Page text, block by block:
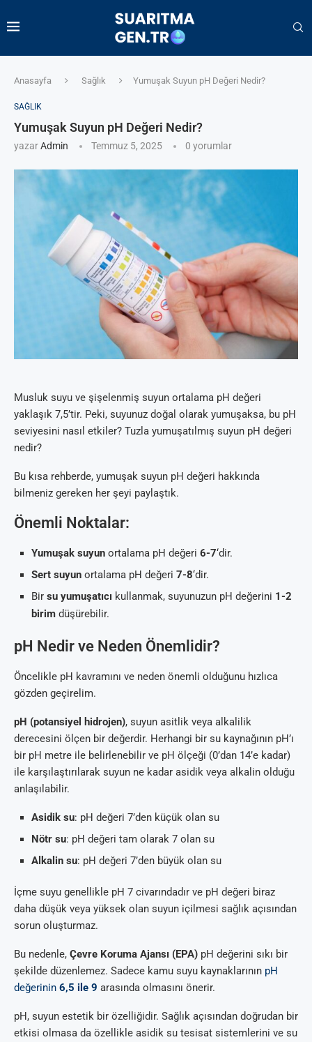
Anasayfa Sağlık Yumuşak Suyun pH Değeri Nedir?
SAĞLIK
Yumuşak Suyun pH Değeri Nedir?
yazarAdmin Temmuz 5, 2025 0 yorumlar
Musluk suyu ve şişelenmiş suyun ortalama pH değeri
yaklaşık 7,5’tir. Peki, suyunuz doğal olarak yumuşaksa, bu pH
seviyesini nasıl etkiler? Tuzla yumuşatılmış suyun pH değeri
nedir?
Bu kısa rehberde, yumuşak suyun pH değeri hakkında
bilmeniz gereken her şeyi paylaştık.
Önemli Noktalar:
Yumuşak suyun ortalama pH değeri 6-7‘dir.
Sert suyun ortalama pH değeri 7-8‘dir.
Bir su yumuşatıcı kullanmak, suyunuzun pH değerini 1-2
birim düşürebilir.
pH Nedir ve Neden Önemlidir?
Öncelikle pH kavramını ve neden önemli olduğunu hızlıca
gözden geçirelim.
pH (potansiyel hidrojen), suyun asitlik veya alkalilik
derecesini ölçen bir değerdir. Herhangi bir su kaynağının pH’ı
bir pH metre ile belirlenebilir ve pH ölçeği (0’dan 14’e kadar)
ile karşılaştırılarak suyun ne kadar asidik veya alkalin olduğu
anlaşılabilir.
Asidik su: pH değeri 7’den küçük olan su
Nötr su: pH değeri tam olarak 7 olan su
Alkalin su: pH değeri 7’den büyük olan su
İçme suyu genellikle pH 7 civarındadır ve pH değeri biraz
daha düşük veya yüksek olan suyun içilmesi sağlık açısından
sorun oluşturmaz.
Bu nedenle, Çevre Koruma Ajansı (EPA) pH değerini sıkı bir
şekilde düzenlemez. Sadece kamu suyu kaynaklarının pH
değerinin 6,5 ile 9 arasında olmasını önerir.
pH, suyun estetik bir özelliğidir. Sağlık açısından doğrudan bir
etkisi olmasa da özellikle asidik su tesisat sistemlerini ve su